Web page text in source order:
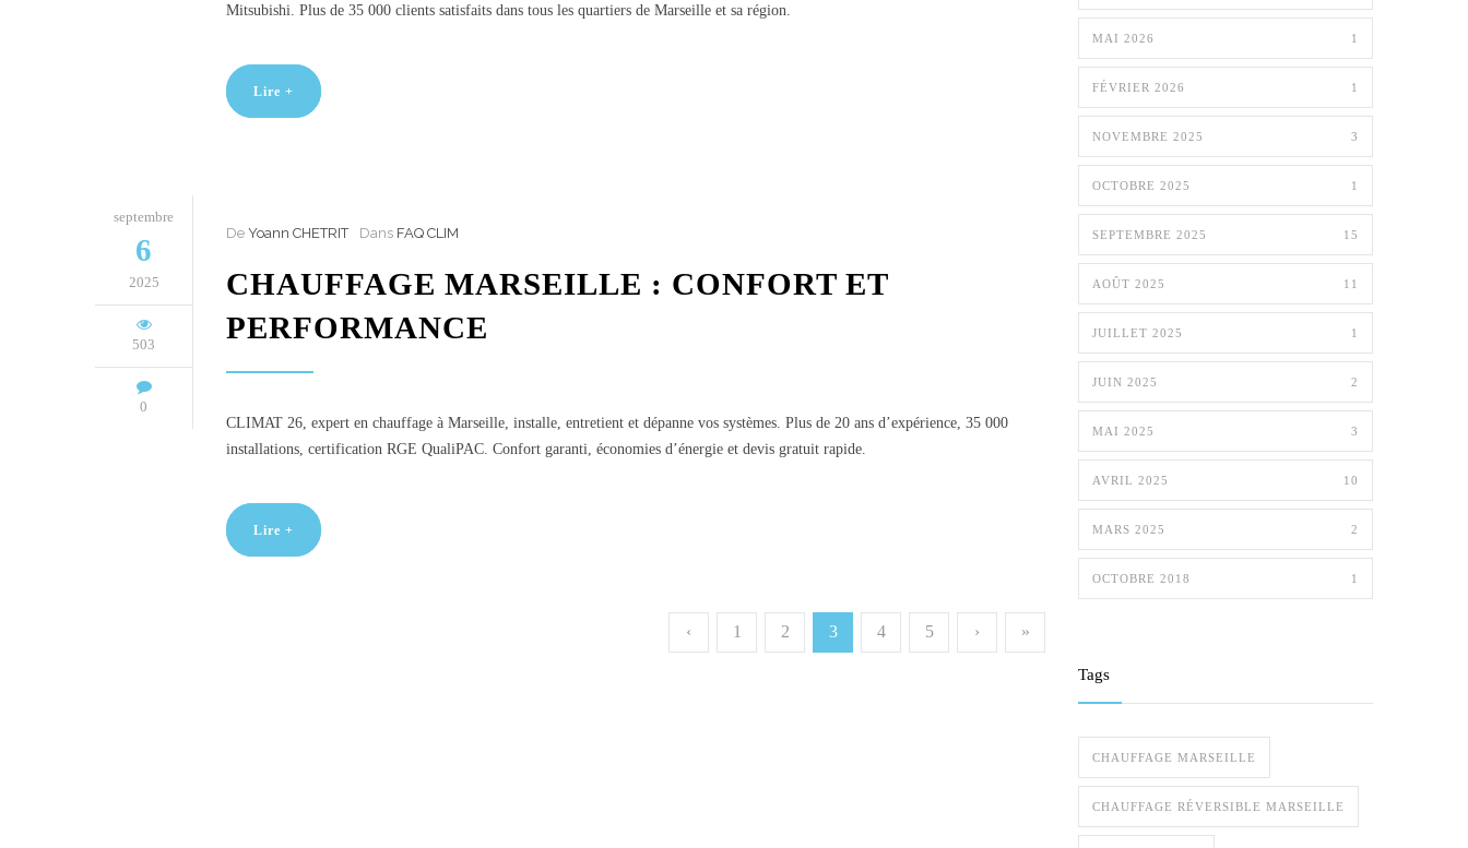
Mitsubishi. Plus de 35 000 clients satisfaits dans tous les quartiers de Marseille et sa région.
Lire +
septembre
6
2025
503
0
De Yoann CHETRIT Dans FAQ CLIM
CHAUFFAGE MARSEILLE : CONFORT ET
PERFORMANCE
CLIMAT 26, expert en chauffage à Marseille, installe, entretient et dépanne vos systèmes. Plus de 20 ans d’expérience, 35 000
installations, certification RGE QualiPAC. Confort garanti, économies d’énergie et devis gratuit rapide.
Lire +
‹ 1 2 3 4 5 › »
MAI 2026 1
FÉVRIER 2026 1
NOVEMBRE 2025 3
OCTOBRE 2025 1
SEPTEMBRE 2025 15
AOÛT 2025 11
JUILLET 2025 1
JUIN 2025 2
MAI 2025 3
AVRIL 2025 10
MARS 2025 2
OCTOBRE 2018 1
Tags
CHAUFFAGE MARSEILLE
CHAUFFAGE RÉVERSIBLE MARSEILLE